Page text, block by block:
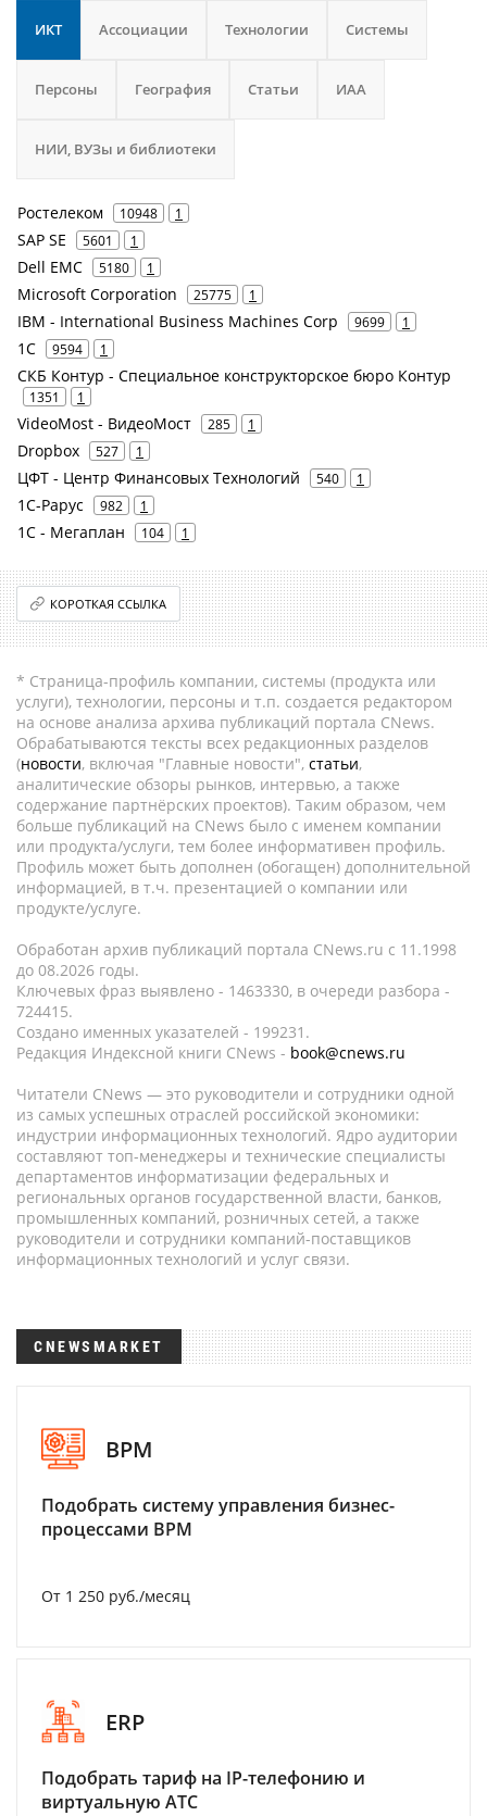
ИКТ Ассоциации Технологии Системы
Персоны География Статьи ИАА
НИИ, ВУЗы и библиотеки
Ростелеком 10948 1
SAP SE 5601 1
Dell EMC 5180 1
Microsoft Corporation 25775 1
IBM - International Business Machines Corp 9699 1
1С 9594 1
СКБ Контур - Специальное конструкторское бюро Контур
1351 1
VideoMost - ВидеоМост 285 1
Dropbox 527 1
ЦФТ - Центр Финансовых Технологий 540 1
1С-Рарус 982 1
1С - Мегаплан 104 1
КОРОТКАЯ ССЫЛКА
* Страница-профиль компании, системы (продукта или
услуги), технологии, персоны и т.п. создается редактором
на основе анализа архива публикаций портала CNews.
Обрабатываются тексты всех редакционных разделов
(новости, включая "Главные новости", статьи,
аналитические обзоры рынков, интервью, а также
содержание партнёрских проектов). Таким образом, чем
больше публикаций на CNews было с именем компании
или продукта/услуги, тем более информативен профиль.
Профиль может быть дополнен (обогащен) дополнительной
информацией, в т.ч. презентацией о компании или
продукте/услуге.
Обработан архив публикаций портала CNews.ru c 11.1998
до 08.2026 годы.
Ключевых фраз выявлено - 1463330, в очереди разбора -
724415.
Создано именных указателей - 199231.
Редакция Индексной книги CNews - book@cnews.ru
Читатели CNews — это руководители и сотрудники одной
из самых успешных отраслей российской экономики:
индустрии информационных технологий. Ядро аудитории
составляют топ-менеджеры и технические специалисты
департаментов информатизации федеральных и
региональных органов государственной власти, банков,
промышленных компаний, розничных сетей, а также
руководители и сотрудники компаний-поставщиков
информационных технологий и услуг связи.
CNEWSMARKET
BPM
Подобрать систему управления бизнес-
процессами BPM
От 1 250 руб./месяц
ERP
Подобрать тариф на IP-телефонию и
виртуальную АТС